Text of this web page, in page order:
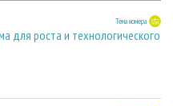
Тема номера
для роста и технологического